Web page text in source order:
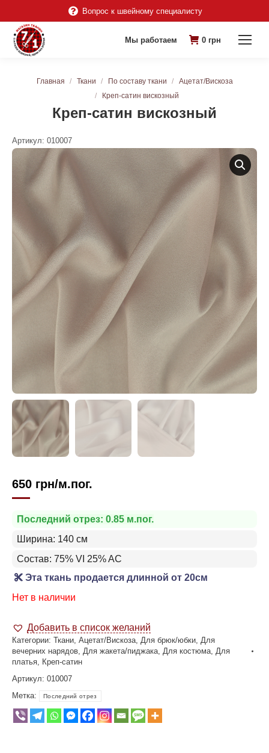
Вопрос к швейному специалисту
Мы работаем 0 грн
Креп-сатин вискозный
Вы здесь:
Главная Ткани По составу ткани
Ацетат/Вискоза
Креп-сатин вискозный
Артикул: 010007
650 грн/м.пог.
Последний отрез: 0.85 м.пог.
Ширина: 140 см
Состав: 75% VI 25% AC
Эта ткань продается длинной от 20см
Нет в наличии
Добавить в список желаний
Категории: Ткани Ацетат/Вискоза Для брюк/юбки Для
вечерних нарядов Для жакета/пиджака Для костюма Для
платья Креп-сатин
Артикул: 010007
Метка:
Последний отрез